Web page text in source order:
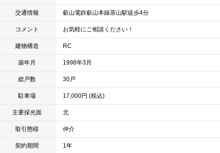
交通情報 叡山電鉄叡山本線茶山駅徒歩4分
コメント お気軽にご相談ください！
建物構造 RC
築年月 1998年3月
総戸数 30戸
駐車場 17,000円 (税込)
主要採光面 北
取引態様 仲介
契約期間 1年